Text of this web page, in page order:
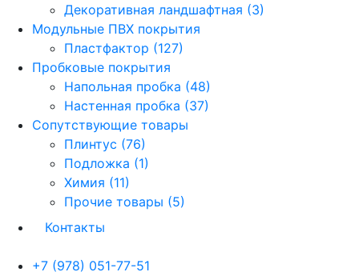
Декоративная ландшафтная (3)
Модульные ПВХ покрытия
Пластфактор (127)
Пробковые покрытия
Напольная пробка (48)
Настенная пробка (37)
Сопутствующие товары
Плинтус (76)
Подложка (1)
Химия (11)
Прочие товары (5)
Контакты
+7 (978) 051-77-51